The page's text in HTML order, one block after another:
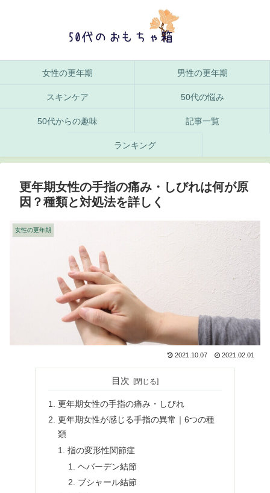
女性の更年期 男性の更年期
スキンケア 50代の悩み
50代からの趣味 記事一覧
ランキング
更年期女性の手指の痛み・しびれは何が原
因？種類と対処法を詳しく
女性の更年期
2021.10.07 2021.02.01
目次
更年期女性の手指の痛み・しびれ
更年期女性が感じる手指の異常｜6つの種
類
指の変形性関節症
ヘバーデン結節
ブシャール結節